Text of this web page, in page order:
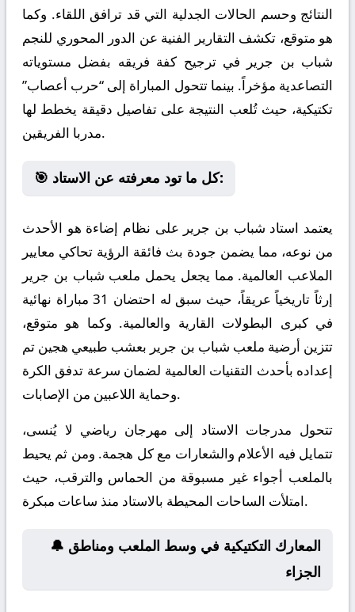
النتائج وحسم الحالات الجدلية التي قد ترافق اللقاء. وكما
هو متوقع، تكشف التقارير الفنية عن الدور المحوري للنجم
شباب بن جرير في ترجيح كفة فريقه بفضل مستوياته
التصاعدية مؤخراً. بينما تتحول المباراة إلى “حرب أعصاب”
تكتيكية، حيث تُلعب النتيجة على تفاصيل دقيقة يخطط لها
مدربا الفريقين.
🎯 كل ما تود معرفته عن الاستاد:
يعتمد استاد شباب بن جرير على نظام إضاءة هو الأحدث
من نوعه، مما يضمن جودة بث فائقة الرؤية تحاكي معايير
الملاعب العالمية. مما يجعل يحمل ملعب شباب بن جرير
إرثاً تاريخياً عريقاً، حيث سبق له احتضان 31 مباراة نهائية
في كبرى البطولات القارية والعالمية. وكما هو متوقع،
تتزين أرضية ملعب شباب بن جرير بعشب طبيعي هجين تم
إعداده بأحدث التقنيات العالمية لضمان سرعة تدفق الكرة
وحماية اللاعبين من الإصابات.
تتحول مدرجات الاستاد إلى مهرجان رياضي لا يُنسى،
تتمايل فيه الأعلام والشعارات مع كل هجمة. ومن ثم يحيط
بالملعب أجواء غير مسبوقة من الحماس والترقب، حيث
امتلأت الساحات المحيطة بالاستاد منذ ساعات مبكرة.
🔔 المعارك التكتيكية في وسط الملعب ومناطق
الجزاء